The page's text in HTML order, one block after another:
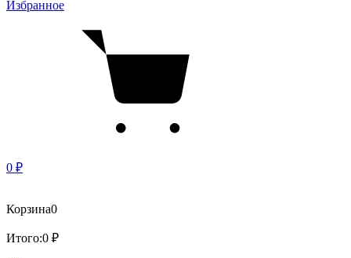
Избранное
0 ₽
Корзина0
Итого:0 ₽